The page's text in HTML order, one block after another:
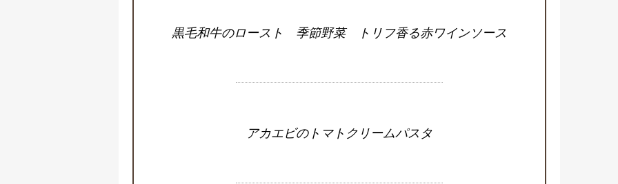
黒毛和牛のロースト 季節野菜 トリフ香る赤ワインソース
アカエビのトマトクリームパスタ